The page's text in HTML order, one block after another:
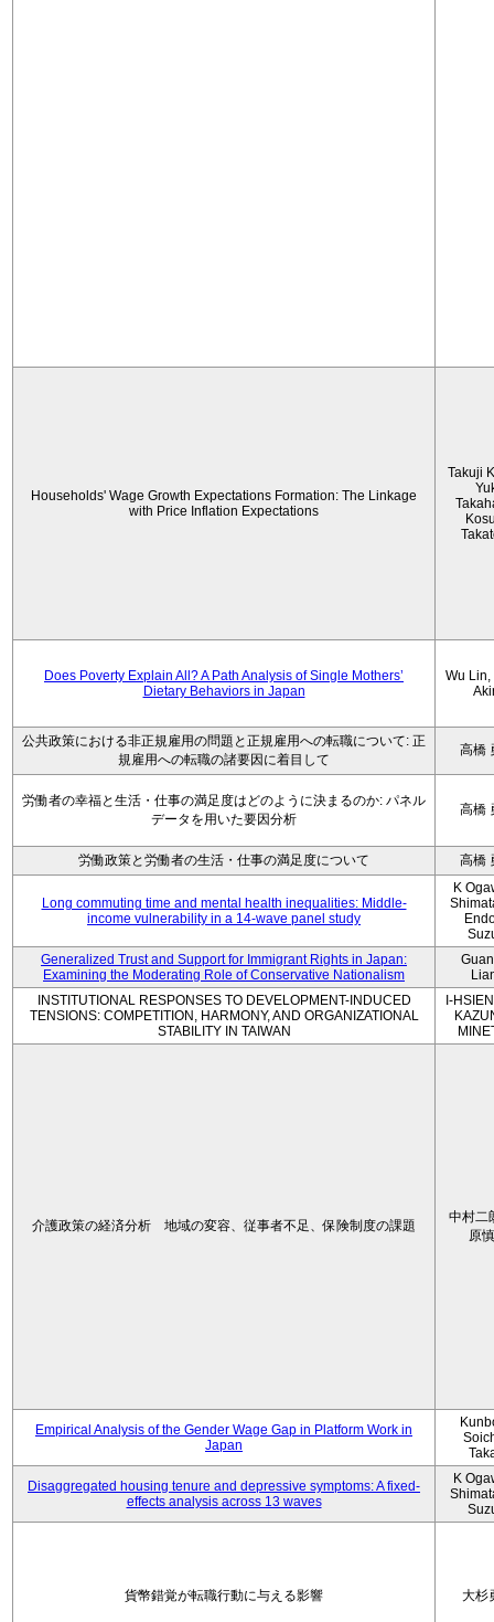
Households' Wage Growth Expectations Formation: The Linkage
with Price Inflation Expectations
Takuji
Does Poverty Explain All? A Path Analysis of Single Mothers’
Dietary Behaviors in Japan
Wu Lin,
公共政策における非正規雇用の問題と正規雇用への転職について: 正
規雇用への転職の諸要因に着目して
高橋
労働者の幸福と生活・仕事の満足度はどのように決まるのか: パネル
データを用いた要因分析
高橋
労働政策と労働者の生活・仕事の満足度について 高橋
Long commuting time and mental health inequalities: Middle-
income vulnerability in a 14-wave panel study
K
Generalized Trust and Support for Immigrant Rights in Japan:
Examining the Moderating Role of Conservative Nationalism
INSTITUTIONAL RESPONSES TO DEVELOPMENT-INDUCED
TENSIONS: COMPETITION, HARMONY, AND ORGANIZATIONAL
STABILITY IN TAIWAN
I-
介護政策の経済分析 地域の変容、従事者不足、保険制度の課題
中村二
原
Empirical Analysis of the Gender Wage Gap in Platform Work in
Japan
Disaggregated housing tenure and depressive symptoms: A fixed-
effects analysis across 13 waves
K
貨幣錯覚が転職行動に与える影響 大杉